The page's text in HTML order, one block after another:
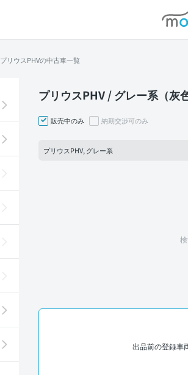
プリウスPHVの中古車一覧
プリウスPHV / グレー系（灰
販売中のみ 納期交渉可のみ
プリウスPHV, グレー系
出品前の登録車